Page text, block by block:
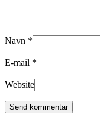
Navn *
E-mail *
Website